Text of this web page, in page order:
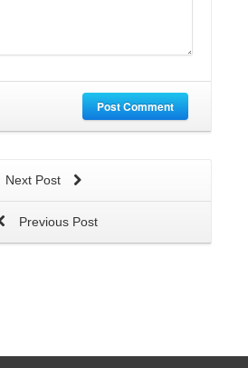
Post Comment
Next Post
Previous Post